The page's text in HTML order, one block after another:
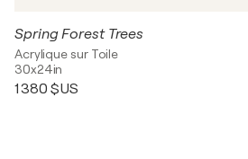
Spring Forest Trees
Acrylique sur Toile
30x24in
1 380 $US